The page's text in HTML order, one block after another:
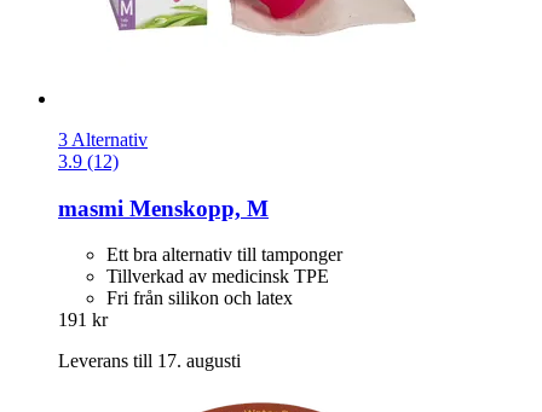
3 Alternativ
3.9 (12)
masmi Menskopp, M
Ett bra alternativ till tamponger
Tillverkad av medicinsk TPE
Fri från silikon och latex
191 kr
Leverans till 17. augusti